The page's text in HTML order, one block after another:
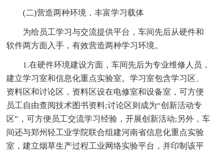
(二)营造两种环境，丰富学习载体
为给员工学习与交流提供平台，车间先后从硬件和
软件两方面入手，有效营造两种学习环境。
1.在硬件环境建设方面，车间先后为专业维修人员，
建立学习室和信息化重点实验室。学习室包含学习区、
资料区和讨论区，资料区设在电修室和设备室，可方便
员工自由查阅技术图书资料;讨论区则成为“创新活动专
区”，可方便员工交流学习经验，开展创新活动;另外，车
间还与郑州轻工业学院联合组建河南省信息化重点实验
室，建立烟草生产过程工业网络实验平台，并印制该平